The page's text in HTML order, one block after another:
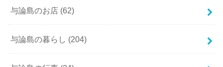
与論島のお店 (62)
与論島の暮らし (204)